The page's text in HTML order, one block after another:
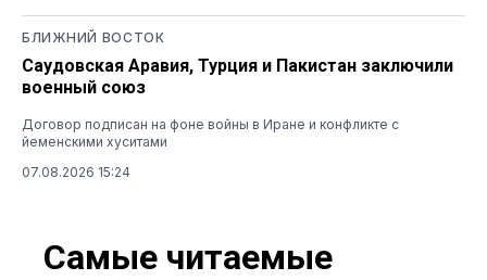
БЛИЖНИЙ ВОСТОК
Саудовская Аравия, Турция и Пакистан заключили
военный союз
Договор подписан на фоне войны в Иране и конфликте с
йеменскими хуситами
07.08.2026 15:24
Самые читаемые